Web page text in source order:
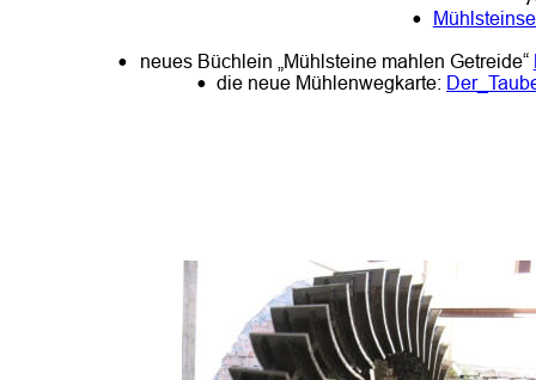
•
•
neues Büchlein „Mühlsteine mahlen Getreide“
• die neue Mühlenwegkarte: